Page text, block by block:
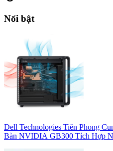
Nổi bật
Dell Technologies Tiên Phong
Bàn NVIDIA GB300 Tích Hợp